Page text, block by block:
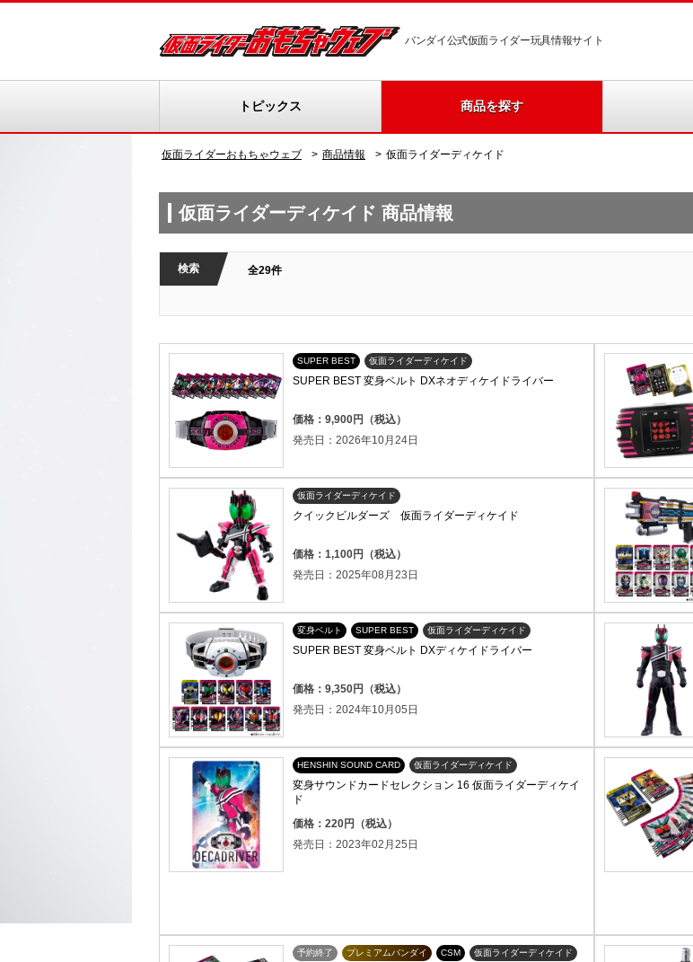
バンダイ公式仮面ライダー玩具情報サイト
トピックス 商品を探す
仮面ライダーおもちゃウェブ 商品情報 仮面ライダーディケイド
仮面ライダーディケイド 商品情報
検索 全29件
SUPER BEST 仮面ライダーディケイド
SUPER BEST 変身ベルト DXネオディケイドライバー
価格：9,900円（税込）
発売日：2026年10月24日
仮面ライダーディケイド
クイックビルダーズ 仮面ライダーディケイド
価格：1,100円（税込）
発売日：2025年08月23日
変身ベルト SUPER BEST 仮面ライダーディケイド
SUPER BEST 変身ベルト DXディケイドライバー
価格：9,350円（税込）
発売日：2024年10月05日
HENSHIN SOUND CARD 仮面ライダーディケイド
変身サウンドカードセレクション 16 仮面ライダーディケイ
ド
価格：220円（税込）
発売日：2023年02月25日
予約終了 プレミアムバンダイ CSM 仮面ライダーディケイド